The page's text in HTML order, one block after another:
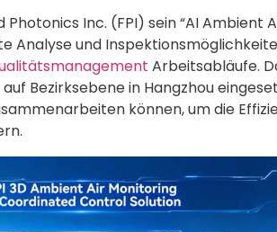
Inc. (FPI) sein “AI Ambient
Analyse und
Arbeitsabläufe.
Bezirksebene in Hangzhou
können, um die